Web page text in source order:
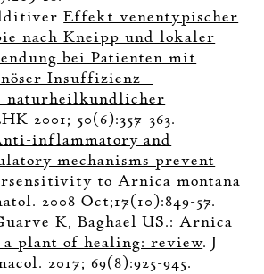
Effekt venentypischer
nach Kneipp und lokaler
bei Patienten mit
Insuffizienz -
naturheilkundlicher
2001; 50(6):357-363.
inflammatory and
mechanisms prevent
to Arnica montana
2008 Oct;17(10):849-57.
K, Baghael US.:Arnica
a plant of healing: review. J
2017; 69(8):925-945.